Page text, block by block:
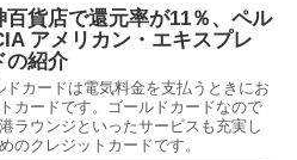
百貨店で還元率が11％、ペル
アメリカン・エキスプレ
の紹介
ドカードは電気料金を支払うときにお
カードです。ゴールドカードなので
ラウンジといったサービスも充実し
のクレジットカードです。